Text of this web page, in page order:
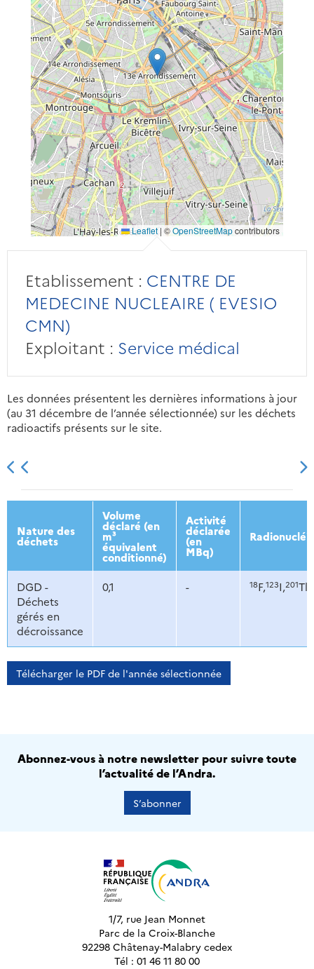
Leaflet | ©OpenStreetMapcontributors
Etablissement : CENTRE DE
MEDECINE NUCLEAIRE ( EVESIO
CMN)
Exploitant : Service médical
Les données présentent les dernières informations à jour
(au 31 décembre de l’année sélectionnée) sur les déchets
radioactifs présents sur le site.
2013 2014 2015 2016
Nature des
déchets
Volume
déclaré (en
m³
équivalent
conditionné)
Activité
déclarée
(en
MBq)
DGD -
Déchets
gérés en
décroissance
0,1 - 18F,123I,201Tl,
Télécharger le PDF de l'année sélectionnée
Abonnez-vous à notre newsletter pour suivre toute
l’actualité de l’Andra.
S’abonner
1/7, rue Jean Monnet
Parc de la Croix-Blanche
92298 Châtenay-Malabry cedex
Tél : 01 46 11 80 00